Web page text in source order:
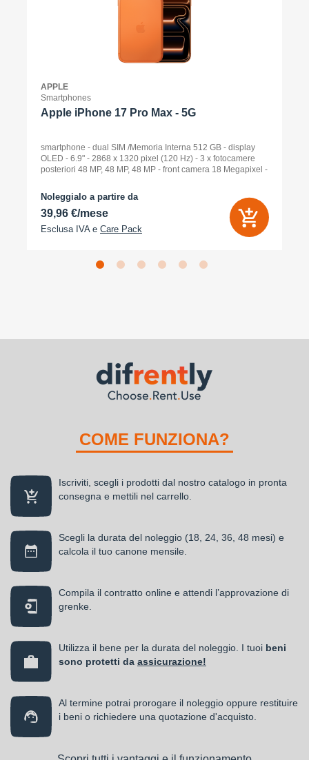
APPLE
Smartphones
Apple iPhone 17 Pro Max - 5G
smartphone - dual SIM /Memoria Interna 512 GB - display
OLED - 6.9" - 2868 x 1320 pixel (120 Hz) - 3 x fotocamere
posteriori 48 MP, 48 MP, 48 MP - front camera 18 Megapixel -
Noleggialo a partire da
39,96 €/mese
Esclusa IVA e Care Pack
COME FUNZIONA?
Iscriviti, scegli i prodotti dal nostro catalogo in pronta
consegna e mettili nel carrello.
Scegli la durata del noleggio (18, 24, 36, 48 mesi) e
calcola il tuo canone mensile.
Compila il contratto online e attendi l’approvazione di
grenke.
Utilizza il bene per la durata del noleggio. I tuoi beni
sono protetti da assicurazione!
Al termine potrai prorogare il noleggio oppure restituire
i beni o richiedere una quotazione d'acquisto.